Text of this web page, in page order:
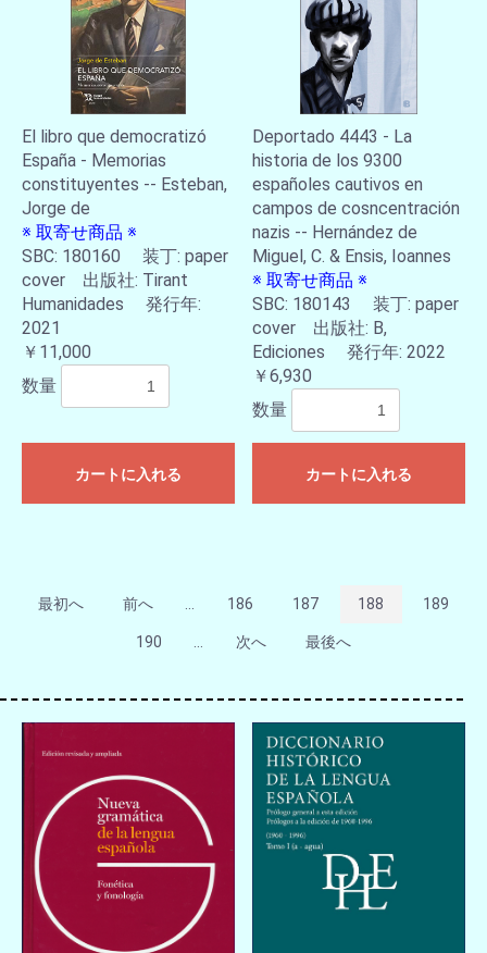
El libro que democratizó
España - Memorias
constituyentes -- Esteban,
Jorge de
※ 取寄せ商品 ※
SBC: 180160 装丁: paper
cover 出版社: Tirant
Humanidades 発行年:
2021
￥11,000
数量
カートに入れる
Deportado 4443 - La
historia de los 9300
españoles cautivos en
campos de cosncentración
nazis -- Hernández de
Miguel, C. & Ensis, Ioannes
※ 取寄せ商品 ※
SBC: 180143 装丁: paper
cover 出版社: B,
Ediciones 発行年: 2022
￥6,930
数量
カートに入れる
最初へ 前へ 186 187 188 189
190 次へ 最後へ